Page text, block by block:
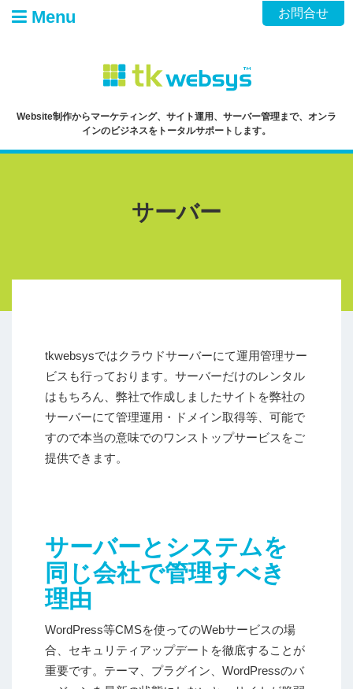
Skip
お問合せ
Website制作からマーケティング、サイト運用、サーバー管理まで、オンラ
インのビジネスをトータルサポートします。
Menu
サーバー
tkwebsysではクラウドサーバーにて運用管理サー
ビスも行っております。サーバーだけのレンタル
はもちろん、弊社で作成しましたサイトを弊社の
サーバーにて管理運用・ドメイン取得等、可能で
すので本当の意味でのワンストップサービスをご
提供できます。
サーバーとシステムを
同じ会社で管理すべき
理由
WordPress等CMSを使ってのWebサービスの場
合、セキュリティアップデートを徹底することが
重要です。テーマ、プラグイン、WordPressのバ